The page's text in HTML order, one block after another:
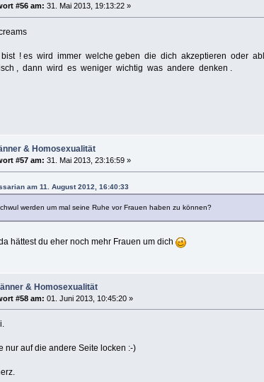
#56 am: 31. Mai 2013, 19:13:22 »
! es wird immer welche geben die dich akzeptieren oder
, dann wird es weniger wichtig was andere denken .
& Homosexualität
#57 am: 31. Mai 2013, 23:16:59 »
am 11. August 2012, 16:40:33
werden um mal seine Ruhe vor Frauen haben zu können?
hättest du eher noch mehr Frauen um dich
& Homosexualität
#58 am: 01. Juni 2013, 10:45:20 »
nur auf die andere Seite locken :-)